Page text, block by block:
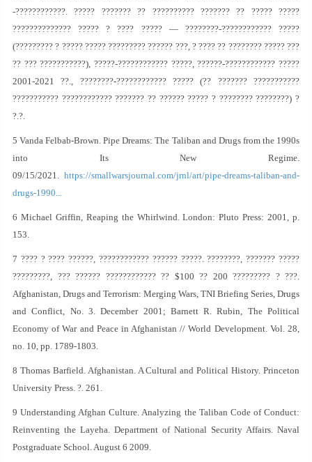
-????????????. ????? ??????? ?? ?????????? ??????? ?? ????? ?????
?????????????? ????? ? ???? ????? — ????????-???????????? ?????
(????????? ? ????? ????? ????????? ?????? ???, ? ???? ?? ???????? ????? ???
?? ??? ???????????), ?????-???????????? ?????, ??????-???????????? ?????
2001-2021 ??., ????????-???????????? ????? (?? ??????? ???????????
??????????? ???????????? ??????? ?? ?????? ????? ? ???????? ????????) ?
?.?.
5 Vanda Felbab-Brown. Pipe Dreams: The Taliban and Drugs from the 1990s
into Its New Regime.
09/15/2021. https://smallwarsjournal.com/jrnl/art/pipe-dreams-taliban-and-
drugs-1990...
6 Michael Griffin, Reaping the Whirlwind. London: Pluto Press: 2001, p.
153.
7 ???? ? ???? ??????, ???????????? ?????? ?????. ????????, ??????? ?????
?????????, ??? ?????? ???????????? ?? $100 ?? 200 ????????? ? ???.
Afghanistan, Drugs and Terrorism: Merging Wars, TNI Briefing Series, Drugs
and Conflict, No. 3. December 2001; Barnett R. Rubin, The Political
Economy of War and Peace in Afghanistan // World Development. Vol. 28,
no. 10, pp. 1789-1803.
8 Thomas Barfield. Afghanistan. A Cultural and Political History. Princeton
University Press. ?. 261.
9 Understanding Afghan Culture. Analyzing the Taliban Code of Conduct:
Reinventing the Layeha. Department of National Security Affairs. Naval
Postgraduate School. August 6 2009.